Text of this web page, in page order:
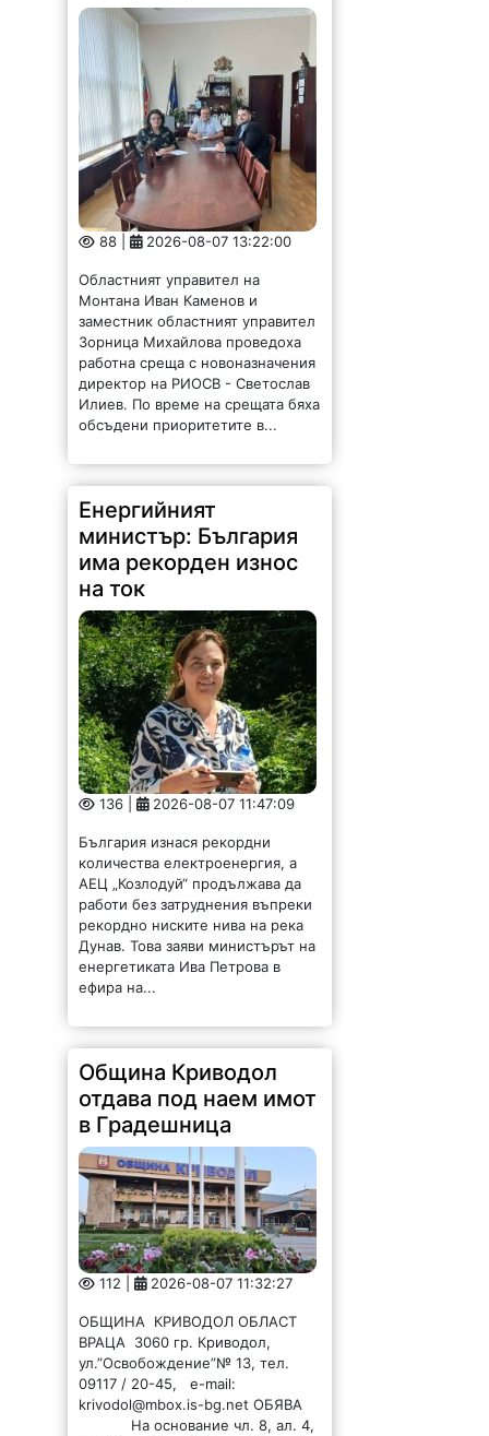
88 | 2026-08-07 13:22:00
Областният управител на
Монтана Иван Каменов и
заместник областният управител
Зорница Михайлова проведоха
работна среща с новоназначения
директор на РИОСВ - Светослав
Илиев. По време на срещата бяха
обсъдени приоритетите в...
Енергийният
министър: България
има рекорден износ
на ток
136 | 2026-08-07 11:47:09
България изнася рекордни
количества електроенергия, а
АЕЦ „Козлодуй“ продължава да
работи без затруднения въпреки
рекордно ниските нива на река
Дунав. Това заяви министърът на
енергетиката Ива Петрова в
ефира на...
Община Криводол
отдава под наем имот
в Градешница
112 | 2026-08-07 11:32:27
ОБЩИНА КРИВОДОЛ ОБЛАСТ
ВРАЦА 3060 гр. Криводол,
ул.”Освобождение”№ 13, тел.
09117 / 20-45, e-mail:
krivodol@mbox.is-bg.net ОБЯВА
На основание чл. 8, ал. 4,